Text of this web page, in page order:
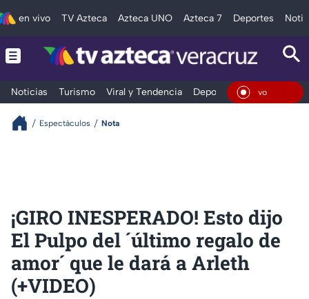
en vivo TV Azteca Azteca UNO Azteca 7 Deportes
Noticias Turismo Viral y Tendencia Deportes Espectáculos
En
Espectáculos Nota
¡GIRO INESPERADO! Esto dijo
El Pulpo del ´último regalo de
amor´ que le dará a Arleth
(+VIDEO)